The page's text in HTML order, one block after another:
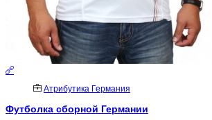
Атрибутика Германия
Футболка сборной Германии